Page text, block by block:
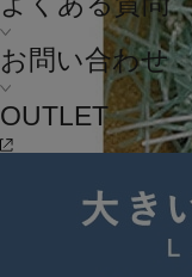
お問い合わせ
OUTLET